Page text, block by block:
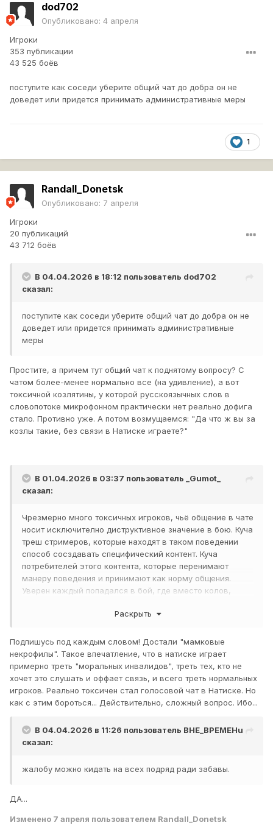
dod702
Опубликовано: 4 апреля
Игроки
353 публикации
43 525 боёв
поступите как соседи уберите общий чат до добра он не
доведет или придется принимать административные меры
1
Randall_Donetsk
Опубликовано: 7 апреля
Игроки
20 публикаций
43 712 боёв
В 04.04.2026 в 18:12 пользователь dod702
сказал:
поступите как соседи уберите общий чат до добра он не
доведет или придется принимать административные
меры
Простите, а причем тут общий чат к поднятому вопросу? С
чатом более-менее нормально все (на удивление), а вот
токсичной козлятины, у которой русскоязычных слов в
словопотоке микрофонном практически нет реально дофига
стало. Противно уже. А потом возмущаемся: "Да что ж вы за
козлы такие, без связи в Натиске играете?"
В 01.04.2026 в 03:37 пользователь _Gumot_
сказал:
Чрезмерно много токсичных игроков, чьё общение в чате
носит исключително диструктивное значение в бою. Куча
треш стримеров, которые находят в таком поведении
способ сосздавать специфический контент. Куча
потребителей этого контента, которые перенимают
манеру поведения и принимают как норму общения.
Уверен каждый попадался в бой, где вместо колов,
месте и прочего... бесконечное безосновательное нытьё,
прекрасным игрокам играть с себеподобными
Раскрыть
Подпишусь под каждым словом! Достали "мамковые
некрофилы". Такое впечатление, что в натиске играет
примерно треть "моральных инвалидов", треть тех, кто не
хочет это слушать и оффает связь, и всего треть нормальных
игроков. Реально токсичен стал голосовой чат в Натиске. Но
как с этим бороться... Действительно, сложный вопрос. Ибо...
В 04.04.2026 в 11:26 пользователь BHE_BPEMEHu
сказал:
жалобу можно кидать на всех подряд ради забавы.
ДА...
Изменено 7 апреля пользователем Randall_Donetsk